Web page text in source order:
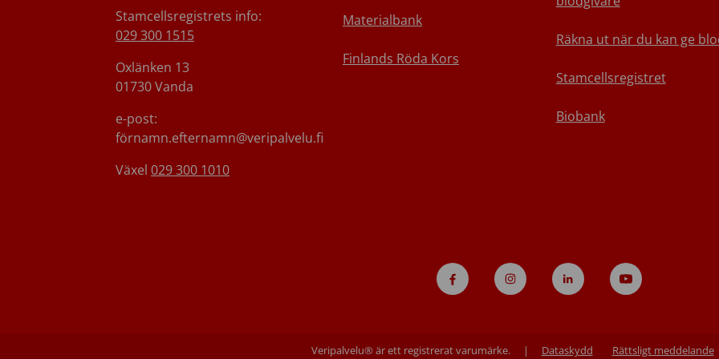
Stamcellsregistrets info:
029 300 1515
Oxlänken 13
01730 Vanda
e-post:
förnamn.efternamn@veripalvelu.fi
Växel 029 300 1010
Materialbank
Finlands Röda Kors
Räkna ut när du kan ge
Stamcellsregistret
Biobank
Veripalvelu® är ett registrerat varumärke. | Dataskydd Rättsligt meddelande